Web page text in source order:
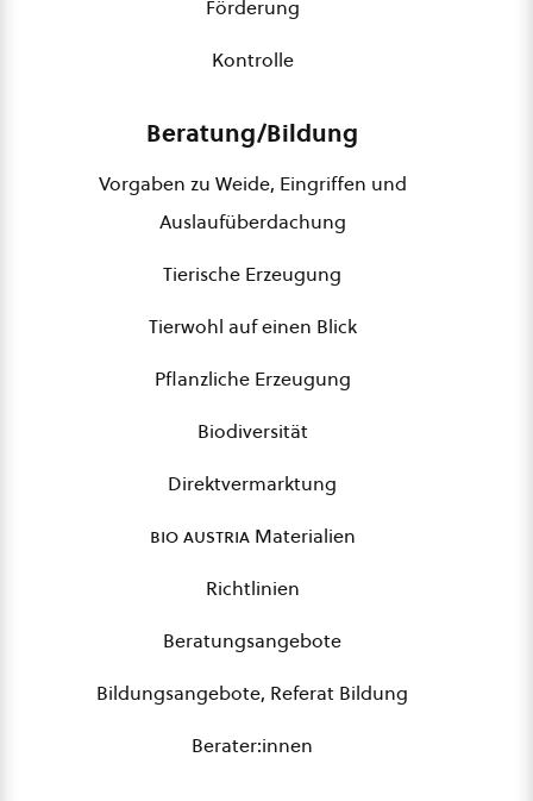
Förderung
Kontrolle
Beratung/Bildung
Vorgaben zu Weide, Eingriffen und
Auslaufüberdachung
Tierische Erzeugung
Tierwohl auf einen Blick
Pflanzliche Erzeugung
Biodiversität
Direktvermarktung
bio austriaMaterialien
Richtlinien
Beratungsangebote
Bildungsangebote, Referat Bildung
Berater:innen